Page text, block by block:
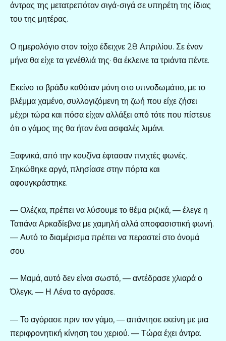
άντρας της μετατρεπόταν σιγά-σιγά σε υπηρέτη της ίδιας
του της μητέρας.
Ο ημερολόγιο στον τοίχο έδειχνε 28 Απριλίου. Σε έναν
μήνα θα είχε τα γενέθλιά της· θα έκλεινε τα τριάντα πέντε.
Εκείνο το βράδυ καθόταν μόνη στο υπνοδωμάτιο, με το
βλέμμα χαμένο, συλλογιζόμενη τη ζωή που είχε ζήσει
μέχρι τώρα και πόσα είχαν αλλάξει από τότε που πίστευε
ότι ο γάμος της θα ήταν ένα ασφαλές λιμάνι.
Ξαφνικά, από την κουζίνα έφτασαν πνιχτές φωνές.
Σηκώθηκε αργά, πλησίασε στην πόρτα και
αφουγκράστηκε.
— Ολέζκα, πρέπει να λύσουμε το θέμα ριζικά, — έλεγε η
Τατιάνα Αρκαδίεβνα με χαμηλή αλλά αποφασιστική φωνή.
— Αυτό το διαμέρισμα πρέπει να περαστεί στο όνομά
σου.
— Μαμά, αυτό δεν είναι σωστό, — αντέδρασε χλιαρά ο
Όλεγκ. — Η Λένα το αγόρασε.
— Το αγόρασε πριν τον γάμο, — απάντησε εκείνη με μια
περιφρονητική κίνηση του χεριού. — Τώρα έχει άντρα.